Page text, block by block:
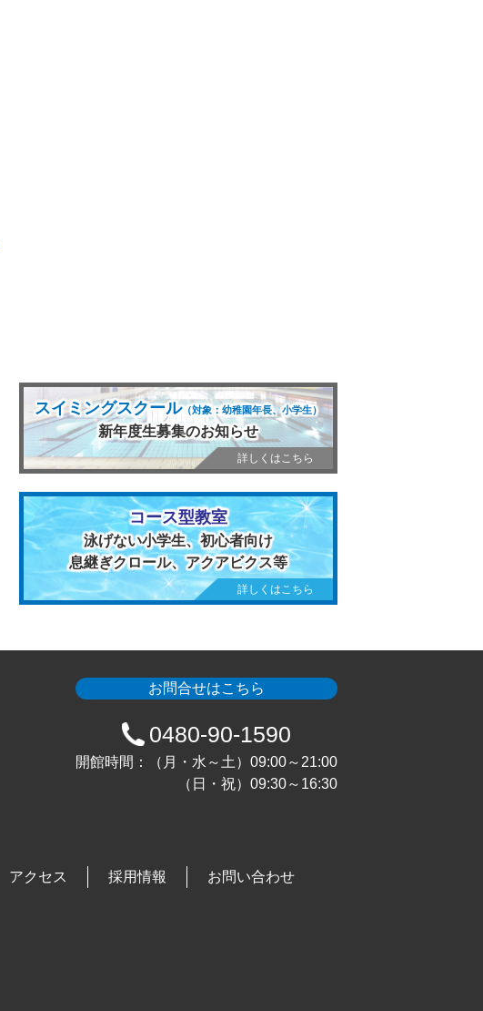
スイミングスクール（対象：幼稚園年長、小学生）
新年度生募集のお知らせ
詳しくはこちら
コース型教室
泳げない小学生、初心者向け
息継ぎクロール、アクアビクス等
詳しくはこちら
お問合せはこちら
0480-90-1590
開館時間：（月・水～土）09:00～21:00
（日・祝）09:30～16:30
アクセス 採用情報 お問い合わせ